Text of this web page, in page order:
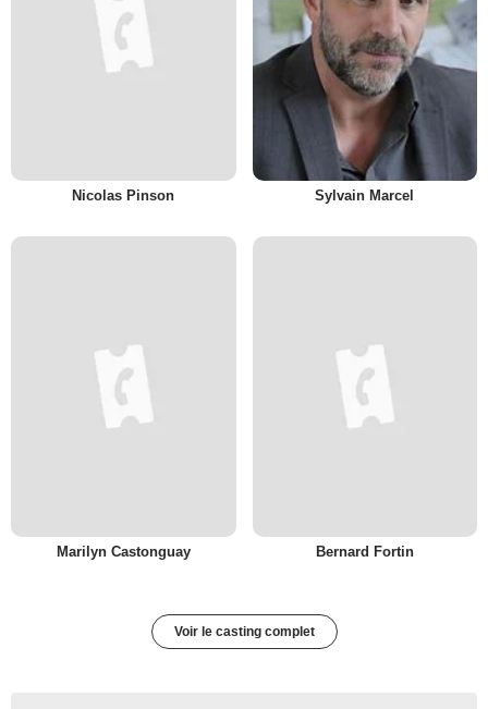
Nicolas Pinson Sylvain Marcel
Marilyn Castonguay Bernard Fortin
Voir le casting complet